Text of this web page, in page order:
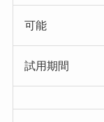
可能
試用期間